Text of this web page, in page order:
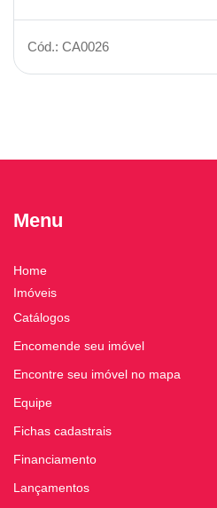
Cód.: CA0026
Menu
Home
Imóveis
Catálogos
Encomende seu imóvel
Encontre seu imóvel no mapa
Equipe
Fichas cadastrais
Financiamento
Lançamentos